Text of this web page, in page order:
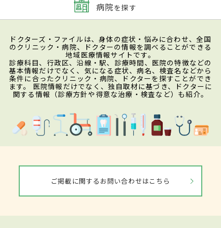
病院を探す
ドクターズ・ファイルは、身体の症状・悩みに合わせ、全国
のクリニック・病院、ドクターの情報を調べることができる
地域医療情報サイトです。
診療科目、行政区、沿線・駅、診療時間、医院の特徴などの
基本情報だけでなく、気になる症状、病名、検査名などから
条件に合ったクリニック・病院、ドクターを探すことができ
ます。 医院情報だけでなく、独自取材に基づき、ドクターに
関する情報（診療方針や得意な治療・検査など）も紹介。
ご掲載に関するお問い合わせはこちら